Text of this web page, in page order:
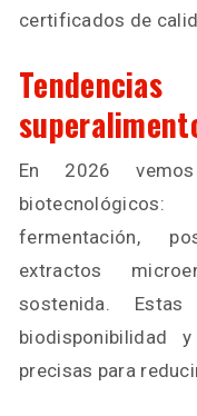
certificados de
En 2026
fermentación,
extractos
sostenida.
biodisponibilidad
precisas para